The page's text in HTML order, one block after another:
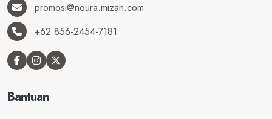
promosi@noura.mizan.com
+62 856-2454-7181
Bantuan